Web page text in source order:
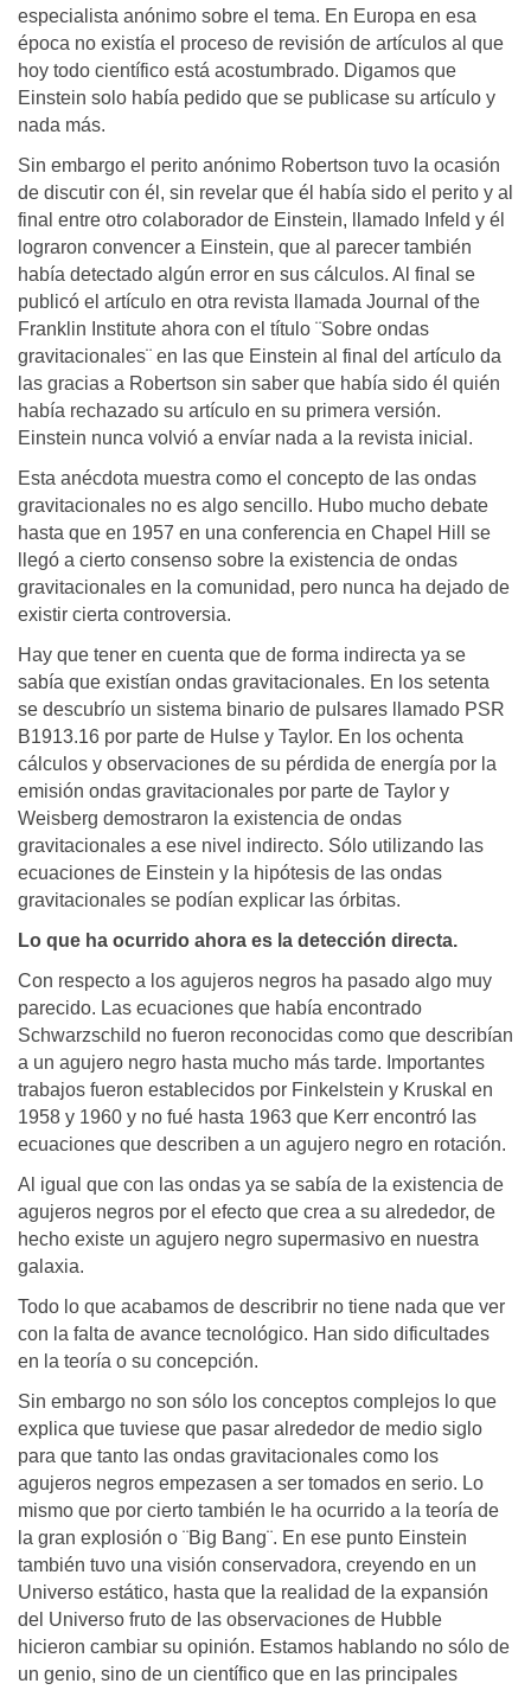
especialista anónimo sobre el tema. En Europa en esa
época no existía el proceso de revisión de artículos al que
hoy todo científico está acostumbrado. Digamos que
Einstein solo había pedido que se publicase su artículo y
nada más.
Sin embargo el perito anónimo Robertson tuvo la ocasión
de discutir con él, sin revelar que él había sido el perito y al
final entre otro colaborador de Einstein, llamado Infeld y él
lograron convencer a Einstein, que al parecer también
había detectado algún error en sus cálculos. Al final se
publicó el artículo en otra revista llamada Journal of the
Franklin Institute ahora con el título ¨Sobre ondas
gravitacionales¨ en las que Einstein al final del artículo da
las gracias a Robertson sin saber que había sido él quién
había rechazado su artículo en su primera versión.
Einstein nunca volvió a envíar nada a la revista inicial.
Esta anécdota muestra como el concepto de las ondas
gravitacionales no es algo sencillo. Hubo mucho debate
hasta que en 1957 en una conferencia en Chapel Hill se
llegó a cierto consenso sobre la existencia de ondas
gravitacionales en la comunidad, pero nunca ha dejado de
existir cierta controversia.
Hay que tener en cuenta que de forma indirecta ya se
sabía que existían ondas gravitacionales. En los setenta
se descubrío un sistema binario de pulsares llamado PSR
B1913.16 por parte de Hulse y Taylor. En los ochenta
cálculos y observaciones de su pérdida de energía por la
emisión ondas gravitacionales por parte de Taylor y
Weisberg demostraron la existencia de ondas
gravitacionales a ese nivel indirecto. Sólo utilizando las
ecuaciones de Einstein y la hipótesis de las ondas
gravitacionales se podían explicar las órbitas.
Lo que ha ocurrido ahora es la detección directa.
Con respecto a los agujeros negros ha pasado algo muy
parecido. Las ecuaciones que había encontrado
Schwarzschild no fueron reconocidas como que describían
a un agujero negro hasta mucho más tarde. Importantes
trabajos fueron establecidos por Finkelstein y Kruskal en
1958 y 1960 y no fué hasta 1963 que Kerr encontró las
ecuaciones que describen a un agujero negro en rotación.
Al igual que con las ondas ya se sabía de la existencia de
agujeros negros por el efecto que crea a su alrededor, de
hecho existe un agujero negro supermasivo en nuestra
galaxia.
Todo lo que acabamos de describrir no tiene nada que ver
con la falta de avance tecnológico. Han sido dificultades
en la teoría o su concepción.
Sin embargo no son sólo los conceptos complejos lo que
explica que tuviese que pasar alrededor de medio siglo
para que tanto las ondas gravitacionales como los
agujeros negros empezasen a ser tomados en serio. Lo
mismo que por cierto también le ha ocurrido a la teoría de
la gran explosión o ¨Big Bang¨. En ese punto Einstein
también tuvo una visión conservadora, creyendo en un
Universo estático, hasta que la realidad de la expansión
del Universo fruto de las observaciones de Hubble
hicieron cambiar su opinión. Estamos hablando no sólo de
un genio, sino de un científico que en las principales